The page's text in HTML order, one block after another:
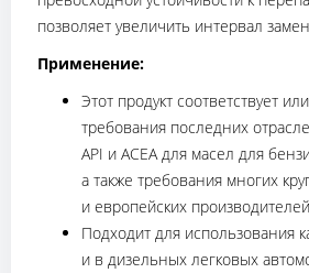
позволяет увеличить интервал
Применение:
Этот продукт соответствует
требования последних
API и ACEA для масел для
а также требования многих
и европейских
Подходит для использования
и в дизельных легковых